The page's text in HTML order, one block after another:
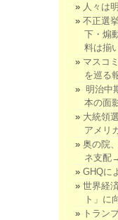
人々は
不正選
下・煽
料は揃
マスコ
を巡る
明治中
本の面
大統領
アメリ
奥の院
ネ支配
GHQに
世界経
ト」に
トラン